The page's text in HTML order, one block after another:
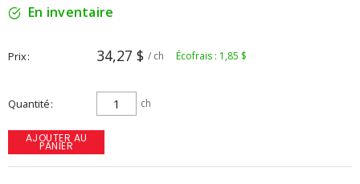
En inventaire
Prix 34,27 $ / ch Écofrais : 1,85 $
Quantité ch
AJOUTER AU
PANIER